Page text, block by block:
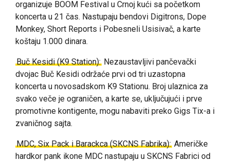
organizuje BOOM Festival u Crnoj kući sa početkom
koncerta u 21 čas. Nastupaju bendovi Digitrons, Dope
Monkey, Short Reports i Pobesneli Usisivač, a karte
koštaju 1.000 dinara.
Buč Kesidi (K9 Station): Nezaustavljivi pančevački
dvojac Buč Kesidi održaće prvi od tri uzastopna
koncerta u novosadskom K9 Stationu. Broj ulaznica za
svako veče je ograničen, a karte se, uključujući i prve
promotivne kontigente, mogu nabaviti preko Gigs Tix-a i
zvaničnog sajta.
MDC, Six Pack i Barackca (SKCNS Fabrika): Američke
hardkor pank ikone MDC nastupaju u SKCNS Fabrici od